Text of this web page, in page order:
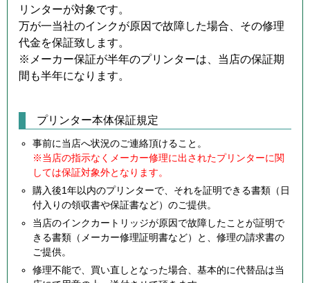
リンターが対象です。
万が一当社のインクが原因で故障した場合、その修理
代金を保証致します。
※メーカー保証が半年のプリンターは、当店の保証期
間も半年になります。
プリンター本体保証規定
事前に当店へ状況のご連絡頂けること。
※当店の指示なくメーカー修理に出されたプリンターに関
しては保証対象外となります。
購入後1年以内のプリンターで、それを証明できる書類（日
付入りの領収書や保証書など）のご提供。
当店のインクカートリッジが原因で故障したことが証明で
きる書類（メーカー修理証明書など）と、修理の請求書の
ご提供。
修理不能で、買い直しとなった場合、基本的に代替品は当